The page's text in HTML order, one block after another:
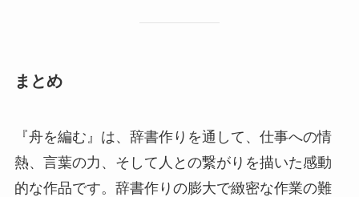
まとめ
『舟を編む』は、辞書作りを通して、仕事への情
熱、言葉の力、そして人との繋がりを描いた感動
的な作品です。辞書作りの膨大で緻密な作業の難